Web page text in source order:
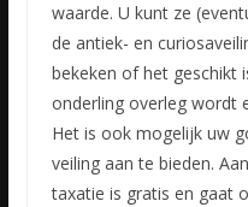
waarde. U kunt ze
de antiek- en
bekeken of het geschikt
onderling overleg wordt
Het is ook mogelijk uw
veiling aan te bieden.
taxatie is gratis en gaat